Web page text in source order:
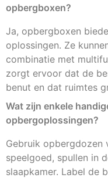
opbergboxen?
Ja, opbergboxen
oplossingen. Ze
combinatie met
zorgt ervoor dat de
benut en dat ruimtes
Wat zijn enkele
opbergoplossingen?
Gebruik opbergdozen
speelgoed, spullen in
slaapkamer. Label de